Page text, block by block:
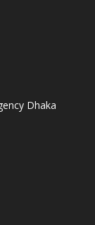
Dhaka